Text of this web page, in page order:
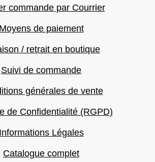
commande par Courrier
Moyens de paiement
/ retrait en boutique
Suivi de commande
générales de vente
de Confidentialité (RGPD)
Informations Légales
Catalogue complet